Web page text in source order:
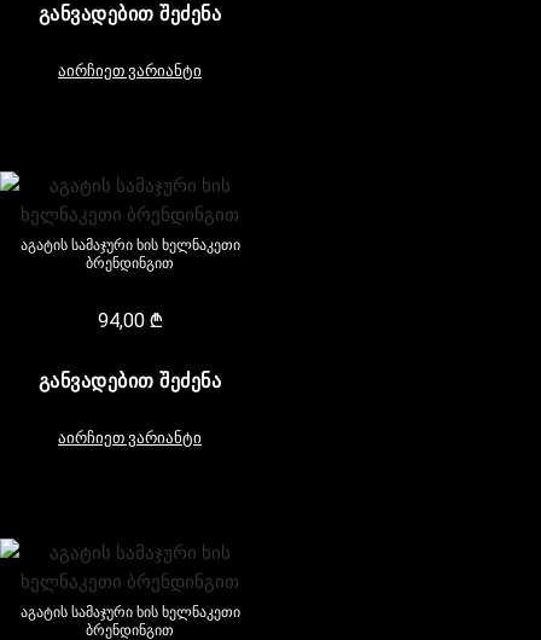
ᲒᲐᲜᲕᲐᲓᲔᲑᲘᲗ ᲨᲔᲫᲔᲜᲐ
აირჩიეთ ვარიანტი
აგატის სამაჯური ხის ხელნაკეთი
ბრენდინგით
94,00 ₾
ᲒᲐᲜᲕᲐᲓᲔᲑᲘᲗ ᲨᲔᲫᲔᲜᲐ
აირჩიეთ ვარიანტი
აგატის სამაჯური ხის ხელნაკეთი
ბრენდინგით